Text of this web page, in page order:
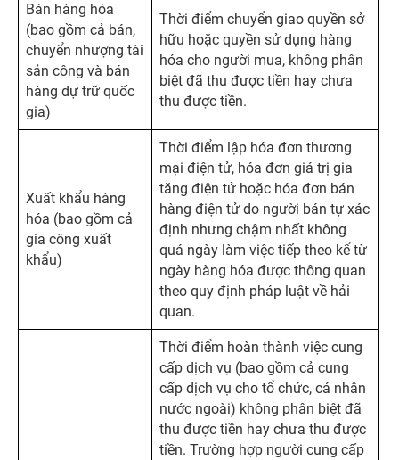
Bán hàng hóa
(bao gồm cả bán,
chuyển nhượng tài
sản công và bán
hàng dự trữ quốc
gia)
Thời điểm chuyển giao quyền sở
hữu hoặc quyền sử dụng hàng
hóa cho người mua, không phân
biệt đã thu được tiền hay chưa
thu được tiền.
Xuất khẩu hàng
hóa (bao gồm cả
gia công xuất
khẩu)
Thời điểm lập hóa đơn thương
mại điện tử, hóa đơn giá trị gia
tăng điện tử hoặc hóa đơn bán
hàng điện tử do người bán tự xác
định nhưng chậm nhất không
quá ngày làm việc tiếp theo kể từ
ngày hàng hóa được thông quan
theo quy định pháp luật về hải
quan.
Thời điểm hoàn thành việc cung
cấp dịch vụ (bao gồm cả cung
cấp dịch vụ cho tổ chức, cá nhân
nước ngoài) không phân biệt đã
thu được tiền hay chưa thu được
tiền. Trường hợp người cung cấp